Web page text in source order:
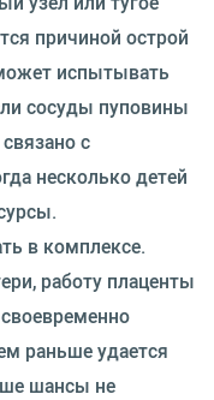
причиной острой
испытывать
сосуды пуповины
с
несколько детей
в комплексе.
работу плаценты
раньше удается
шансы не